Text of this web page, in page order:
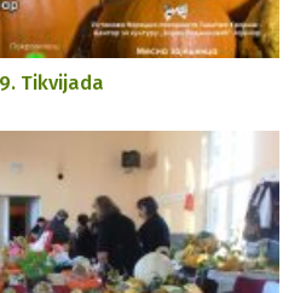
Tikvijada